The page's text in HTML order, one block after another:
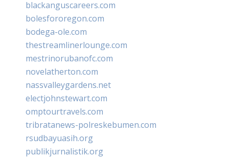
blackanguscareers.com
bolesfororegon.com
bodega-ole.com
thestreamlinerlounge.com
mestrinorubanofc.com
novelatherton.com
nassvalleygardens.net
electjohnstewart.com
omptourtravels.com
tribratanews-polreskebumen.com
rsudbayuasih.org
publikjurnalistik.org